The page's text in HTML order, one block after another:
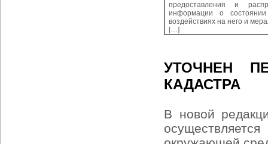
предоставления и
информации о
воздействиях на него и
[…]
УТОЧНЕН
КАДАСТРА
В новой